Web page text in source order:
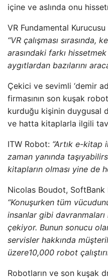
içine ve aslında onu
VR Fundamental
“VR çalışması
arasındaki farkı
aygıtlardan bazılarını
Çekici ve sevimli ‘demir
firmasının son kuşak
kurduğu kişinin duygusal
ve hatta kitaplarla ilgili
ITW Robot: “Artık e-kitap
zaman yanında
kitapların olması yine de
Nicolas Boudot, SoftBank
“Konuşurken tüm
insanlar gibi
çekiyor. Bunun sonucu
servisler hakkında
üzere10,000 robot
Robotların ve son kuşak